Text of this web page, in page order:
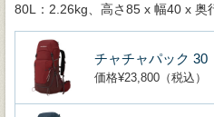
80L：2.26kg、高さ85 x 幅40 x 奥
チャチャパック 30
価格¥23,800（税込）